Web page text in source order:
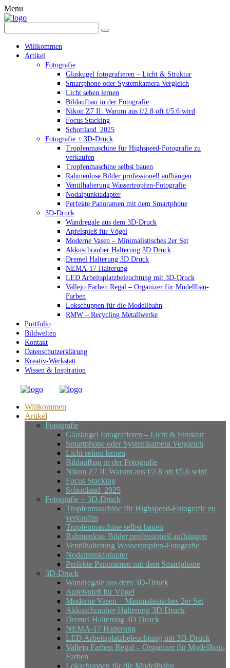
Menu
Willkommen
Artikel
Fotografie
Glaskugel fotografieren – Licht & Struktur
Smartphone oder Systemkamera Vergleich
Licht sehen lernen
Bildaufbau in der Fotografie
Nikon Z7 II: Warum aus f/2.8 oft f/5.6 wird
Focus Stacking
Schottland_2025
Fotografie + 3D-Druck
Tropfenmaschine für Highspeed-Fotografie zu
verkaufen
Tropfenmaschine selbst bauen
Rahmenlose Bilder professionell aufhängen
Ventilhalterung Wassertropfen-Fotografie
Nodalpunktadapter
Perfekte Panoramen mit dem Smartphone
3D-Druck
Wandregale aus dem 3D-Druck
Apfelspieß für Vögel
Moderne Vasen – Minimalistisches 2er Set
Akkuschrauber Halterung 3D Druck
Dremel Halterung 3D Druck
NEMA-17 Halterung
LED Arbeitsplatzbeleuchtung mit 3D-Druck
Vallejo Farben Regal – Organizer für Modellbau-
Farben
Lokschuppen für die Modellbahn
RMW – Recycling Metallwerke
Portfolio
Bildwelten
Kontakt
Datenschutzerklärung
Kreativ-Werkstatt
Wissen & Inspiration
Willkommen
Artikel
Fotografie
Glaskugel fotografieren – Licht & Struktur
Smartphone oder Systemkamera Vergleich
Licht sehen lernen
Bildaufbau in der Fotografie
Nikon Z7 II: Warum aus f/2.8 oft f/5.6 wird
Focus Stacking
Schottland_2025
Fotografie + 3D-Druck
Tropfenmaschine für Highspeed-Fotografie zu
verkaufen
Tropfenmaschine selbst bauen
Rahmenlose Bilder professionell aufhängen
Ventilhalterung Wassertropfen-Fotografie
Nodalpunktadapter
Perfekte Panoramen mit dem Smartphone
3D-Druck
Wandregale aus dem 3D-Druck
Apfelspieß für Vögel
Moderne Vasen – Minimalistisches 2er Set
Akkuschrauber Halterung 3D Druck
Dremel Halterung 3D Druck
NEMA-17 Halterung
LED Arbeitsplatzbeleuchtung mit 3D-Druck
Vallejo Farben Regal – Organizer für Modellbau-
Farben
Lokschuppen für die Modellbahn